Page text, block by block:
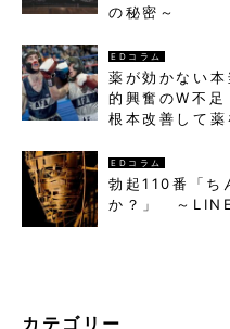
の秘密～
EDコラム
薬が効かない
的興奮のW不
根本改善して薬
EDコラム
勃起110番「ち
か？」 ～LINE
カテゴリー